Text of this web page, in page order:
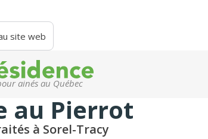
site web
ainés au Québec
au Pierrot
à Sorel-Tracy